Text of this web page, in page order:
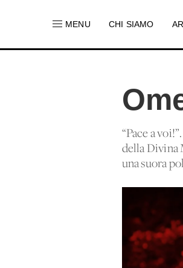
MENU CHI SIAMO
“Pace a
della Divina
una suora